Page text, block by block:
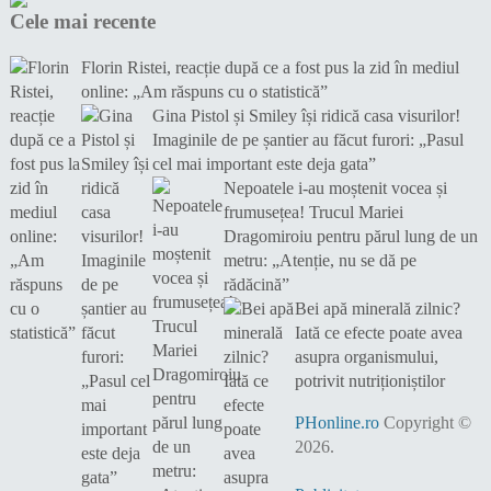
Cele mai recente
Florin Ristei, reacție după ce a fost pus la zid în mediul
online: „Am răspuns cu o statistică”
Gina Pistol și Smiley își ridică casa visurilor!
Imaginile de pe șantier au făcut furori: „Pasul
cel mai important este deja gata”
Nepoatele i-au moștenit vocea și
frumusețea! Trucul Mariei
Dragomiroiu pentru părul lung de un
metru: „Atenție, nu se dă pe
rădăcină”
Bei apă minerală zilnic?
Iată ce efecte poate avea
asupra organismului,
potrivit nutriționiștilor
PHonline.roCopyright ©
2026.